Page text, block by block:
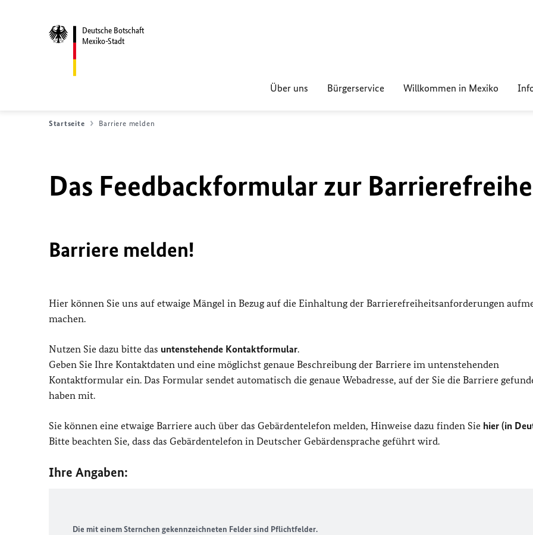
Deutsche Botschaft
Mexiko-Stadt
Über uns Bürgerservice Willkommen in Mexiko
Startseite Barriere melden
Das Feedbackformular zur
Barriere melden!
Hier können Sie uns auf etwaige Mängel in Bezug auf die Einhaltung der Barrierefreiheitsanforderungen
machen.
Nutzen Sie dazu bitte das untenstehende Kontaktformular.
Geben Sie Ihre Kontaktdaten und eine möglichst genaue Beschreibung der Barriere im untenstehenden
Kontaktformular ein. Das Formular sendet automatisch die genaue Webadresse, auf der Sie die Barriere
haben mit.
Sie können eine etwaige Barriere auch über das Gebärdentelefon melden, Hinweise dazu finden Sie hier (in
Bitte beachten Sie, dass das Gebärdentelefon in Deutscher Gebärdensprache geführt wird.
Ihre Angaben:
Die mit einem Sternchen gekennzeichneten Felder sind Pflichtfelder.